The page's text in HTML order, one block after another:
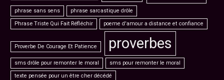
phrase sans sens
phrase sarcastique drôle
Phrase Triste Qui Fait Réfléchir
poeme d'amour a distance et confiance
Proverbe De Courage Et Patience proverbes
sms drôle pour remonter le moral
sms pour remonter le moral
texte pensée pour un être cher décédé